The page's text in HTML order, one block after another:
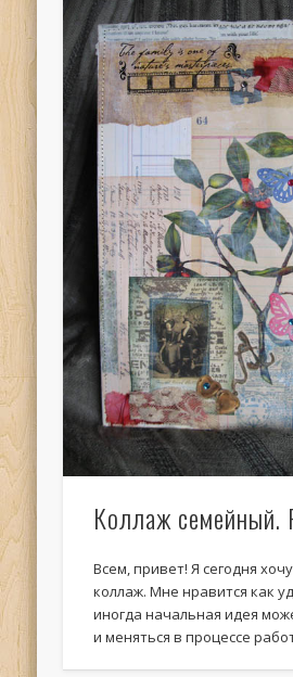
Коллаж семейный.
Всем, привет! Я сегодня
коллаж. Мне нравится как
иногда начальная идея
и меняться в процессе